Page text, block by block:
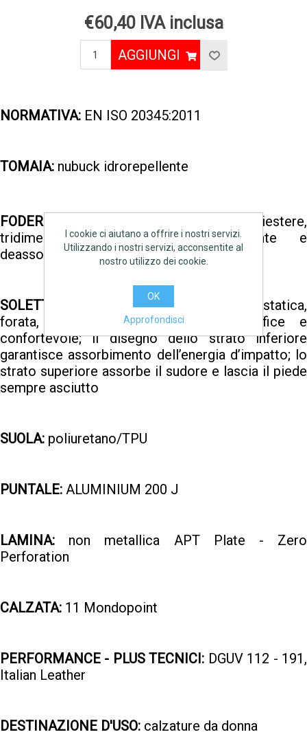
€60,40 IVA inclusa
AGGIUNGI
NORMATIVA: EN ISO 20345:2011
TOMAIA: nubuck idrorepellente
FODERA INTERNA: ®
100% poliestere,
tridimensionale, traspirante, assorbente e
deassorbente, antiabrasione
SOLETTA:
COFRA SOFT, anatomica, antistatica,
forata, in poliuretano profumato, soffice e
confortevole; il disegno dello strato inferiore
garantisce assorbimento dell’energia d’impatto; lo
strato superiore assorbe il sudore e lascia il piede
sempre asciutto
SUOLA: poliuretano/TPU
PUNTALE: ALUMINIUM 200 J
LAMINA: non metallica APT Plate - Zero
Perforation
CALZATA: 11 Mondopoint
PERFORMANCE - PLUS TECNICI: DGUV 112 - 191,
Italian Leather
DESTINAZIONE D'USO: calzature da donna
I cookie ci aiutano a offrire i nostri servizi.
Utilizzando i nostri servizi, acconsentite al
nostro utilizzo dei cookie.
OK
Approfondisci